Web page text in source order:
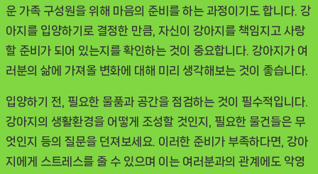
운 가족 구성원을 위해 마음의 준비를 하는 과정이기도 합니다. 강
아지를 입양하기로 결정한 만큼, 자신이 강아지를 책임지고 사랑
할 준비가 되어 있는지를 확인하는 것이 중요합니다. 강아지가 여
러분의 삶에 가져올 변화에 대해 미리 생각해보는 것이 좋습니다.
입양하기 전, 필요한 물품과 공간을 점검하는 것이 필수적입니다.
강아지의 생활환경을 어떻게 조성할 것인지, 필요한 물건들은 무
엇인지 등의 질문을 던져보세요. 이러한 준비가 부족하다면, 강아
지에게 스트레스를 줄 수 있으며 이는 여러분과의 관계에도 악영